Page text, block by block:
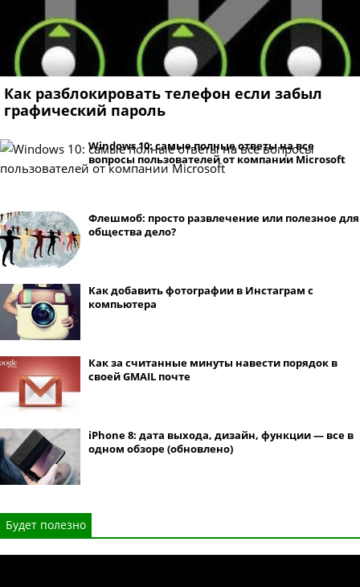
Как разблокировать телефон если забыл
графический пароль
Windows 10: самые полные ответы на все
вопросы пользователей от компании Microsoft
Флешмоб: просто развлечение или полезное для
общества дело?
Как добавить фотографии в Инстаграм с
компьютера
Как за считанные минуты навести порядок в
своей GMAIL почте
iPhone 8: дата выхода, дизайн, функции — все в
одном обзоре (обновлено)
Будет полезно